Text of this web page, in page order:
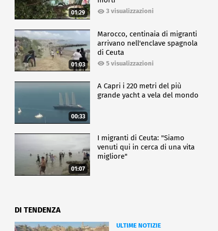
01:29 3 visualizzazioni
01:03
Marocco, centinaia di migranti
arrivano nell'enclave spagnola
di Ceuta
5 visualizzazioni
00:33
A Capri i 220 metri del più
grande yacht a vela del mondo
01:07
I migranti di Ceuta: "Siamo
venuti qui in cerca di una vita
migliore"
DI TENDENZA
ULTIME NOTIZIE